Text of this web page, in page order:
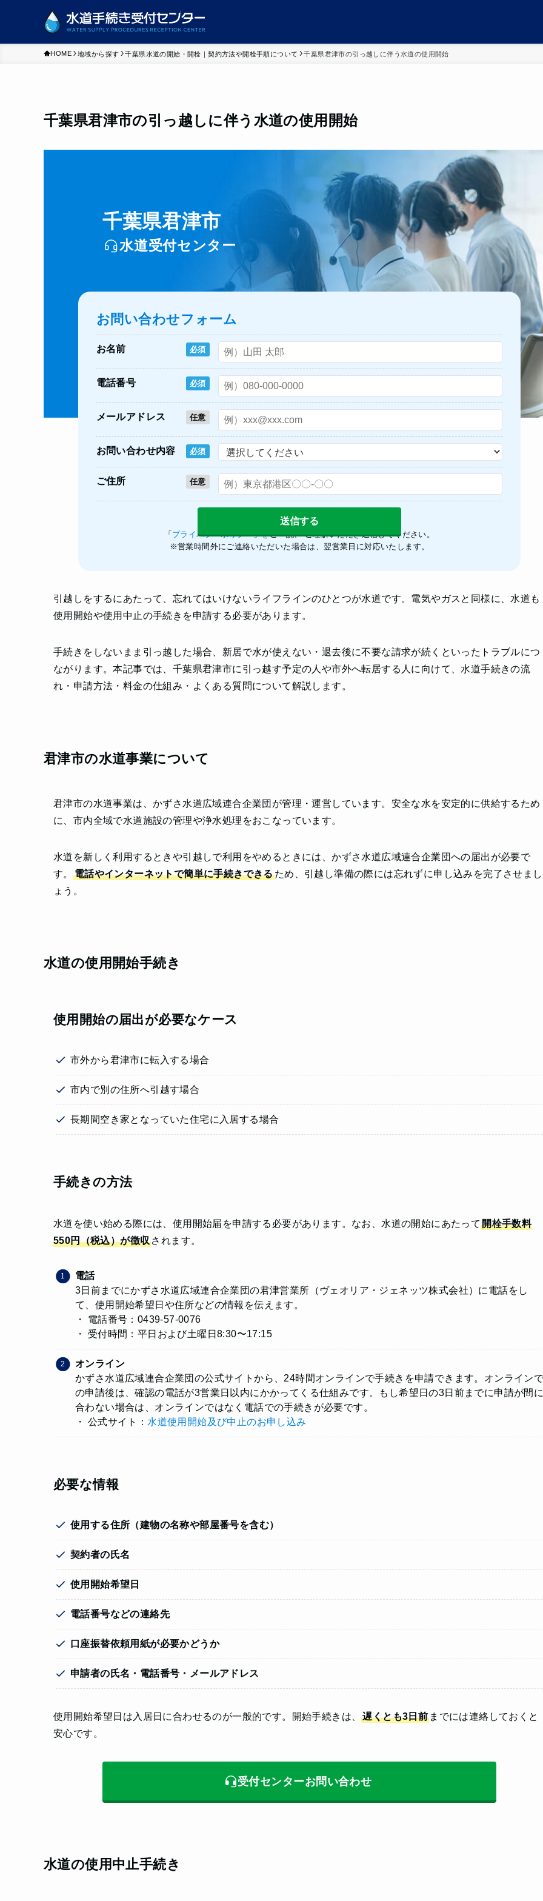
HOME 地域から探す 千葉県水道の開始・開栓｜契約方法や開栓手順について 千葉県君津市の引っ越しに伴う水道の使用開始
千葉県君津市の引っ越しに伴う水道の使用開始
千葉県君津市
水道受付センター
お問い合わせフォーム
お名前 必須
電話番号 必須
メールアドレス 任意
お問い合わせ内容 必須
ご住所 任意
「 プライバシーポリシー」をご一読、 ご理解いただき送信してください。
※営業時間外にご連絡いただいた場合は、翌営業日に対応いたします。
引越しをするにあたって、忘れてはいけないライフラインのひとつが水道です。電気やガスと同様に、水道も
使用開始や使用中止の手続きを申請する必要があります。
手続きをしないまま引っ越した場合、新居で水が使えない・退去後に不要な請求が続くといったトラブルにつ
ながります。本記事では、千葉県君津市に引っ越す予定の人や市外へ転居する人に向けて、水道手続きの流
れ・申請方法・料金の仕組み・よくある質問について解説します。
君津市の水道事業について
君津市の水道事業は、かずさ水道広域連合企業団が管理・運営しています。安全な水を安定的に供給するため
に、市内全域で水道施設の管理や浄水処理をおこなっています。
水道を新しく利用するときや引越しで利用をやめるときには、かずさ水道広域連合企業団への届出が必要で
す。
電話やインターネットで簡単に手続きできるため、引越し準備の際には忘れずに申し込みを完了させまし
ょう。
水道の使用開始手続き
使用開始の届出が必要なケース
市外から君津市に転入する場合
市内で別の住所へ引越す場合
長期間空き家となっていた住宅に入居する場合
手続きの方法
水道を使い始める際には、使用開始届を申請する必要があります。なお、水道の開始にあたって開栓手数料
550円（税込）が徴収 されます。
電話
3日前までにかずさ水道広域連合企業団の君津営業所（ヴェオリア・ジェネッツ株式会社）に電話をし
て、使用開始希望日や住所などの情報を伝えます。
・ 電話番号：0439-57-0076
・ 受付時間：平日および土曜日8:30〜17:15
オンライン
かずさ水道広域連合企業団の公式サイトから、24時間オンラインで手続きを申請できます。オンライン
の申請後は、確認の電話が3営業日以内にかかってくる仕組みです。もし希望日の3日前までに申請が間
合わない場合は、オンラインではなく電話での手続きが必要です。
・ 公式サイト： 水道使用開始及び中止のお申し込み
必要な情報
使用する住所（建物の名称や部屋番号を含む）
契約者の氏名
使用開始希望日
電話番号などの連絡先
口座振替依頼用紙が必要かどうか
申請者の氏名・電話番号・メールアドレス
使用開始希望日は入居日に合わせるのが一般的です。開始手続きは、遅くとも3日前 までには連絡しておくと
安心です。
受付センターお問い合わせ
水道の使用中止手続き